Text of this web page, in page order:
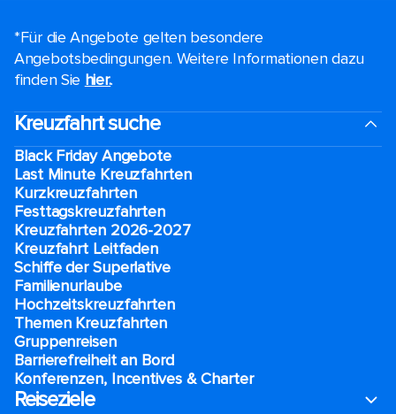
*Für die Angebote gelten besondere
Angebotsbedingungen. Weitere Informationen dazu
finden Sie hier..
Kreuzfahrt suche
Black Friday Angebote
Last Minute Kreuzfahrten
Kurzkreuzfahrten​
Festtagskreuzfahrten​
Kreuzfahrten 2026-2027
Kreuzfahrt Leitfaden
Schiffe der Superlative
Familienurlaube​
Hochzeitskreuzfahrten
Themen Kreuzfahrten
Gruppenreisen
Barrierefreiheit an Bord​
Konferenzen, Incentives & Charter
Reiseziele